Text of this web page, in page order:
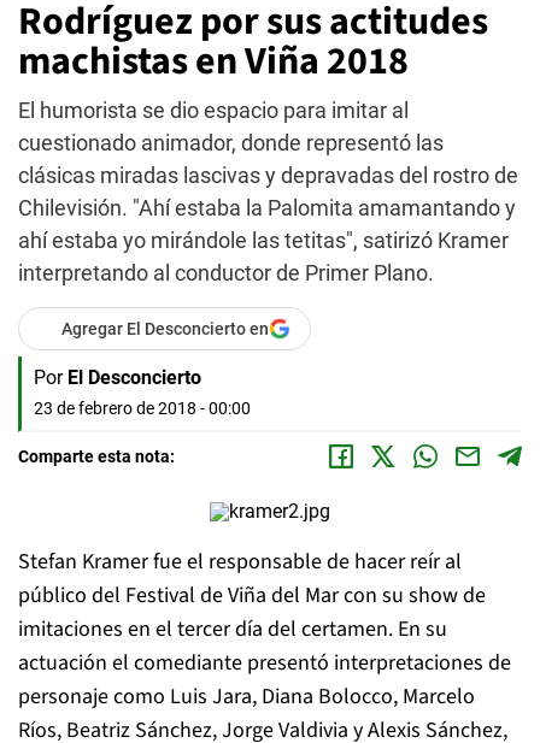
Rodríguez por sus actitudes
machistas en Viña 2018
El humorista se dio espacio para imitar al
cuestionado animador, donde representó las
clásicas miradas lascivas y depravadas del rostro de
Chilevisión. "Ahí estaba la Palomita amamantando y
ahí estaba yo mirándole las tetitas", satirizó Kramer
interpretando al conductor de Primer Plano.
Agregar El Desconcierto en
Por El Desconcierto
23 de febrero de 2018 - 00:00
Comparte esta nota:
Stefan Kramer fue el responsable de hacer reír al
público del Festival de Viña del Mar con su show de
imitaciones en el tercer día del certamen. En su
actuación el comediante presentó interpretaciones de
personaje como Luis Jara, Diana Bolocco, Marcelo
Ríos, Beatriz Sánchez, Jorge Valdivia y Alexis Sánchez,